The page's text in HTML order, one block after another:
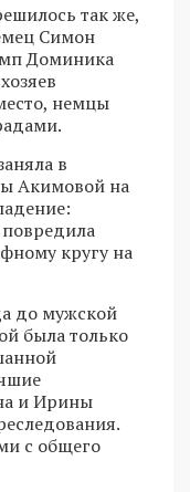
так же,
Симон
Доминика
немцы
в
Акимовой на
кругу на
до мужской
была только
и Ирины
с общего